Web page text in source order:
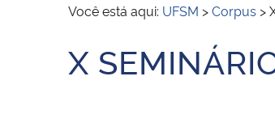
Você está aqui: UFSM >Corpus >
Início do conteúdo
X